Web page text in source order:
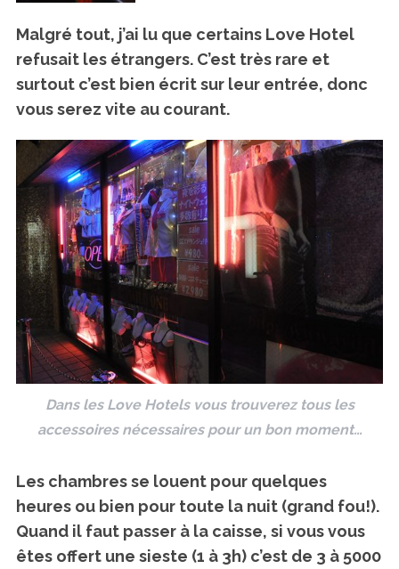
Malgré tout, j’ai lu que certains Love Hotel
refusait les étrangers. C’est très rare et
surtout c’est bien écrit sur leur entrée, donc
vous serez vite au courant.
Dans les Love Hotels vous trouverez tous les
accessoires nécessaires pour un bon moment…
Les chambres se louent pour quelques
heures ou bien pour toute la nuit (grand fou!).
Quand il faut passer à la caisse, si vous vous
êtes offert une sieste (1 à 3h) c’est de 3 à 5000